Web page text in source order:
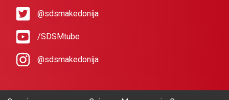
@sdsmakedonija
/SDSMtube
@sdsmakedonija